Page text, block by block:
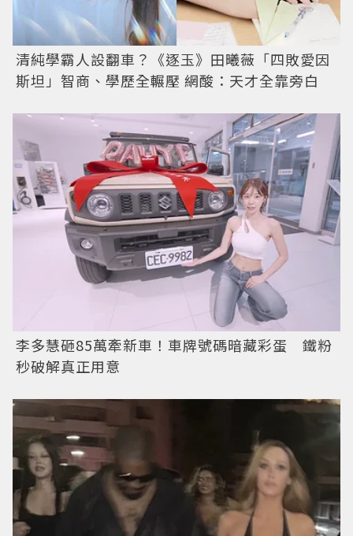
清純學霸人設翻車？《逐玉》田曦薇「四敗愛因
斯坦」智商、學歷全輾壓 網酸：天才全靠旁白
李多慧砸85萬牽新車！車牌號碼暗藏彩蛋 鐵粉
秒破解真正用意